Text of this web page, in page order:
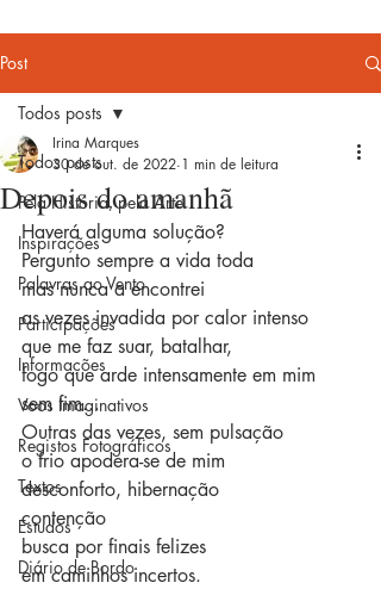
Post
Todos posts
Pela História, pela Arte
Inspirações
Palavras ao Vento
Participações
Informações
Voos Imaginativos
Registos Fotográficos
Textos
Estudos
Diário de Bordo
Todos posts
Depois do amanhã
Irina Marques
30 de out. de 2022 1 min de leitura
Haverá alguma solução?
Pergunto sempre a vida toda
mas nunca a encontrei
as vezes invadida por calor intenso
que me faz suar, batalhar,
fogo que arde intensamente em mim
sem fim...
Outras das vezes, sem pulsação
o frio apodera-se de mim
desconforto, hibernação
contenção
busca por finais felizes
em caminhos incertos.